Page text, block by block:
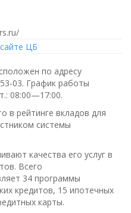
ЦБ
по адресу
03. График работы
08:00—17:00.
в рейтинге вкладов для
системы
качества его услуг в
Всего
34 программы
кредитов, 15 ипотечных
карты.